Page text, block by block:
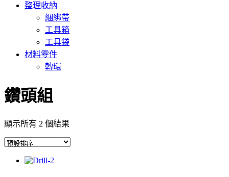
整理收納
綑綁帶
工具箱
工具袋
材料零件
轉環
鑽頭組
顯示所有 2 個結果